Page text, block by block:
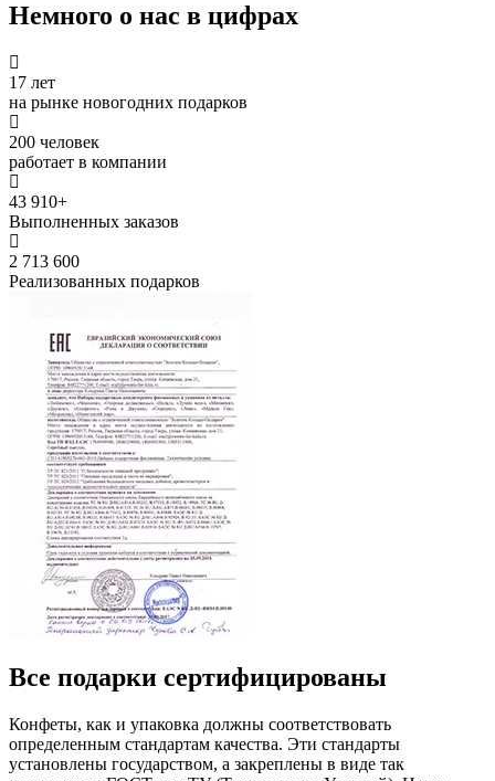
Немного о нас в цифрах
17 лет
на рынке новогодних подарков
200 человек
работает в компании
43 910+
Выполненных заказов
2 713 600
Реализованных подарков
Все подарки сертифицированы
Конфеты, как и упаковка должны соответствовать
определенным стандартам качества. Эти стандарты
установлены государством, а закреплены в виде так